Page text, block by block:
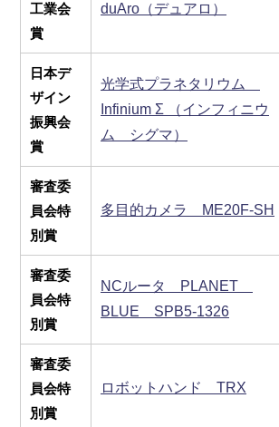
工業会
賞
duAro（デュアロ）
日本デ
ザイン
振興会
賞
光学式プラネタリウム
Infinium Σ （インフィニウ
ム シグマ）
審査委
員会特
別賞
多目的カメラ ME20F-SH
審査委
員会特
別賞
NCルータ PLANET
BLUE SPB5-1326
審査委
員会特
別賞
ロボットハンド TRX